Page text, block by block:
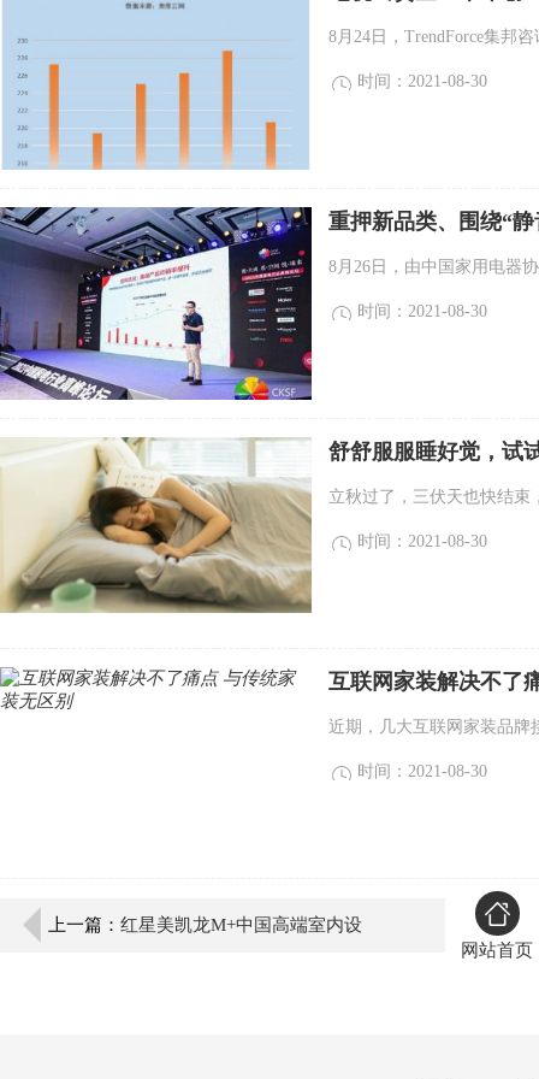
8月24日，TrendForce集邦
时间：2021-08-30
重押新品类、围绕“
8月26日，由中国家用电器
时间：2021-08-30
舒舒服服睡好觉，试
立秋过了，三伏天也快结束
时间：2021-08-30
互联网家装解决不了
近期，几大互联网家装品牌
时间：2021-08-30
上一篇： 红星美凯龙M+中国高端室内设
网站首页